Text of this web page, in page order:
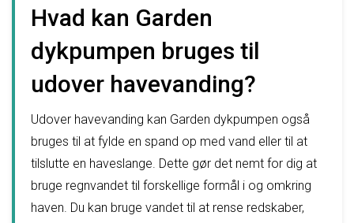
Hvad kan Garden
dykpumpen bruges til
udover havevanding?
Udover havevanding kan Garden dykpumpen også
bruges til at fylde en spand op med vand eller til at
tilslutte en haveslange. Dette gør det nemt for dig at
bruge regnvandet til forskellige formål i og omkring
haven. Du kan bruge vandet til at rense redskaber,